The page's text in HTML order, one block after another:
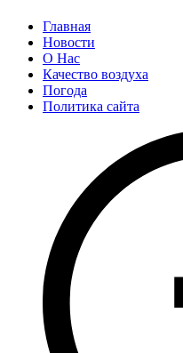
Главная
Новости
О Нас
Качество воздуха
Погода
Политика сайта